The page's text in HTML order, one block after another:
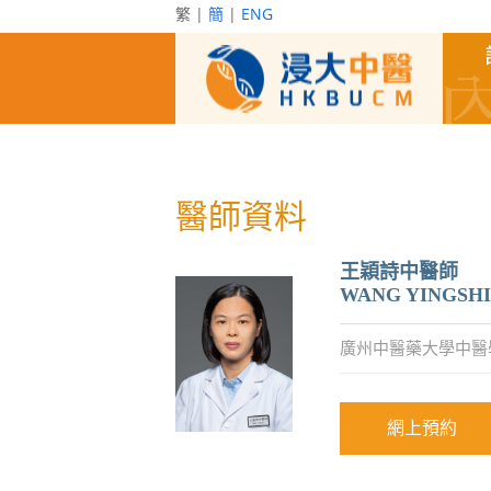
繁 | 簡 | ENG
醫師資料
王穎詩中醫師
WANG YINGSHI
廣州中醫藥大學中
網上預約